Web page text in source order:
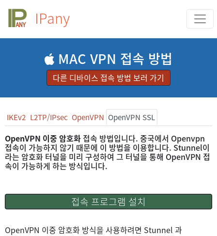
IPany
MAC VPN 접속 방법
다른 디바이스 접속 방법 보러 가기
IKEv2 L2TP/IPsec OpenVPN OpenVPN SSL
OpenVPN 이중 암호화 접속 방법입니다. 중국에서 Openvpn
접속이 가능하지 않기 때문에 이 방법을 이용합니다. Stunnel이
라는 암호화 터널을 미리 구성하여 그 터널을 통해 OpenVPN 접
속이 가능하게 하는 방식입니다.
접속 프로그램 설치
OpenVPN 이중 암호화 방식을 사용하려면 Stunnel 과